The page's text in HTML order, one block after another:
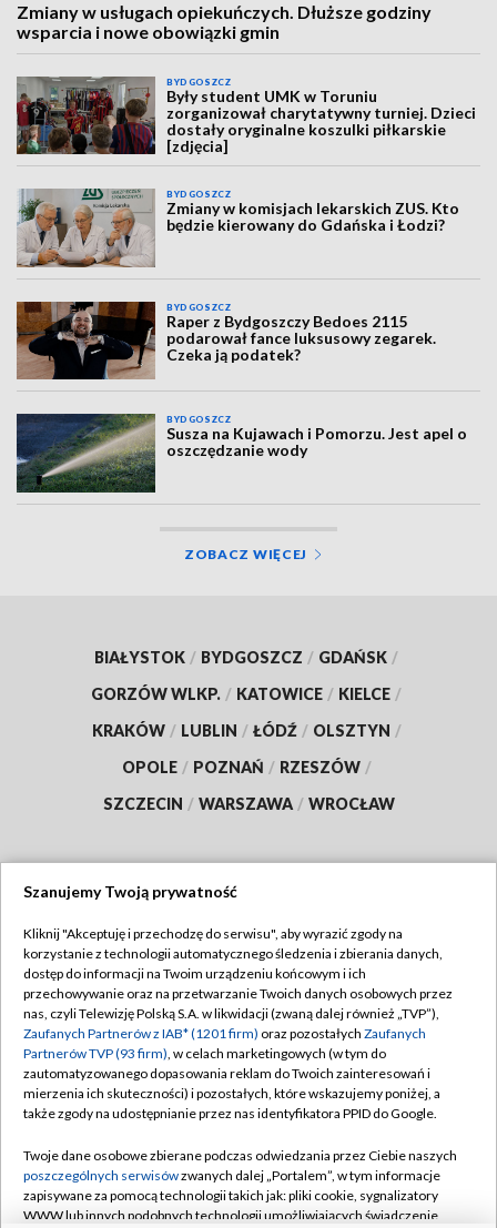
Zmiany w usługach opiekuńczych. Dłuższe godziny
wsparcia i nowe obowiązki gmin
BYDGOSZCZ
Były student UMK w Toruniu
zorganizował charytatywny turniej. Dzieci
dostały oryginalne koszulki piłkarskie
[zdjęcia]
BYDGOSZCZ
Zmiany w komisjach lekarskich ZUS. Kto
będzie kierowany do Gdańska i Łodzi?
BYDGOSZCZ
Raper z Bydgoszczy Bedoes 2115
podarował fance luksusowy zegarek.
Czeka ją podatek?
BYDGOSZCZ
Susza na Kujawach i Pomorzu. Jest apel o
oszczędzanie wody
ZOBACZ WIĘCEJ
BIAŁYSTOK / BYDGOSZCZ / GDAŃSK /
GORZÓW WLKP. / KATOWICE / KIELCE /
KRAKÓW / LUBLIN / ŁÓDŹ / OLSZTYN /
OPOLE / POZNAŃ / RZESZÓW /
SZCZECIN / WARSZAWA / WROCŁAW
TVP
Abonament TVP
Emisja w TVP
Centrum informacji TVP
Naziemna Telewizja Cyfrowa
Rada Programowa
System NOS
Regulamin TVP
Polityka prywatności
Moje zgody
Pomoc
Kontakt
Szanujemy Twoją prywatność
Kliknij "Akceptuję i przechodzę do serwisu", aby wyrazić zgody na
korzystanie z technologii automatycznego śledzenia i zbierania danych,
dostęp do informacji na Twoim urządzeniu końcowym i ich
przechowywanie oraz na przetwarzanie Twoich danych osobowych przez
nas, czyli Telewizję Polską S.A. w likwidacji (zwaną dalej również „TVP”),
Zaufanych Partnerów z IAB* (1201 firm) oraz pozostałych Zaufanych
Partnerów TVP (93 firm), w celach marketingowych (w tym do
zautomatyzowanego dopasowania reklam do Twoich zainteresowań i
mierzenia ich skuteczności) i pozostałych, które wskazujemy poniżej, a
także zgody na udostępnianie przez nas identyfikatora PPID do Google.
Twoje dane osobowe zbierane podczas odwiedzania przez Ciebie naszych
poszczególnych serwisówzwanych dalej „Portalem”, w tym informacje
zapisywane za pomocą technologii takich jak: pliki cookie, sygnalizatory
WWW lub innych podobnych technologii umożliwiających świadczenie